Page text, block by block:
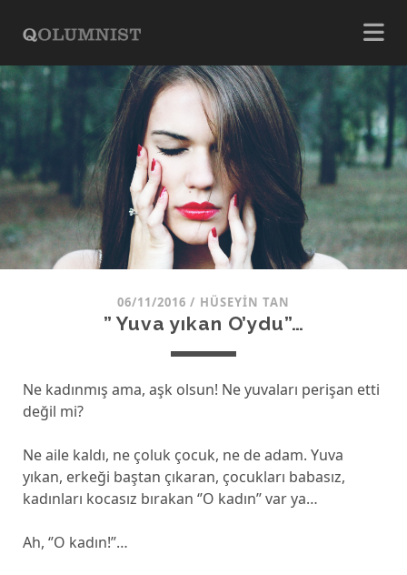
06/11/2016 / HÜSEYIN TAN
” Yuva yıkan O’ydu”…
Ne kadınmış ama, aşk olsun! Ne yuvaları perişan etti
değil mi?
Ne aile kaldı, ne çoluk çocuk, ne de adam. Yuva
yıkan, erkeği baştan çıkaran, çocukları babasız,
kadınları kocasız bırakan ‘’O kadın’’ var ya…
Ah, ‘’O kadın!’’…